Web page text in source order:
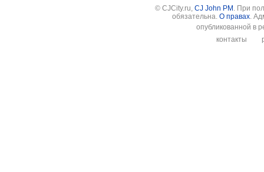
© CJCity.ru, CJ John PM . При
обязательна. О правах.
опубликованной в
контакты